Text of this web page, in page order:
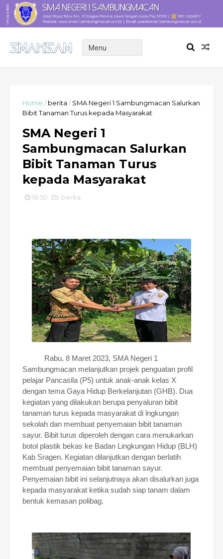
Home / berita / SMA Negeri 1 Sambungmacan Salurkan
Bibit Tanaman Turus kepada Masyarakat
SMA Negeri 1
Sambungmacan Salurkan
Bibit Tanaman Turus
kepada Masyarakat
18.50 berita
Rabu, 8 Maret 2023, SMA Negeri 1
Sambungmacan melanjutkan projek penguatan profil
pelajar Pancasila (P5) untuk anak-anak kelas X
dengan tema Gaya Hidup Berkelanjutan (GHB). Dua
kegiatan yang dilakukan berupa penyaluran bibit
tanaman turus kepada masyarakat di lngkungan
sekolah dan membuat penyemaian bibit tanaman
sayur. Bibit turus diperoleh dengan cara menukarkan
botol plastik bekas ke Badan Lingkungan Hidup (BLH)
Kab Sragen. Kegiatan dilanjutkan dengan berlatih
membuat penyemaian bibit tanaman sayur.
Penyemaian bibit ini selanjutnaya akan disalurkan juga
kepada masyarakat ketika sudah siap tanam dalam
bentuk kemasan polibag.